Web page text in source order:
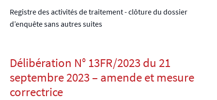
Registre des activités de traitement - clôture du dossier
d’enquête sans autres suites
Délibération N° 13FR/2023 du 21
septembre 2023 – amende et mesure
correctrice